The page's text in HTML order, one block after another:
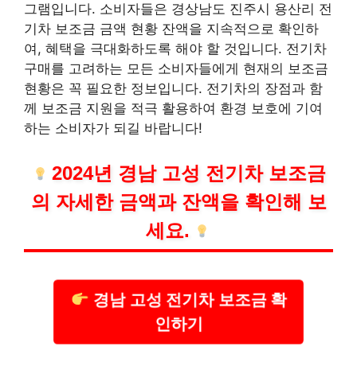
그램입니다. 소비자들은 경상남도 진주시 용산리 전
기차 보조금 금액 현황 잔액을 지속적으로 확인하
여, 혜택을 극대화하도록 해야 할 것입니다. 전기차
구매를 고려하는 모든 소비자들에게 현재의 보조금
현황은 꼭 필요한 정보입니다. 전기차의 장점과 함
께 보조금 지원을 적극 활용하여 환경 보호에 기여
하는 소비자가 되길 바랍니다!
2024년 경남 고성 전기차 보조금
의 자세한 금액과 잔액을 확인해 보
세요.
경남 고성 전기차 보조금 확
인하기